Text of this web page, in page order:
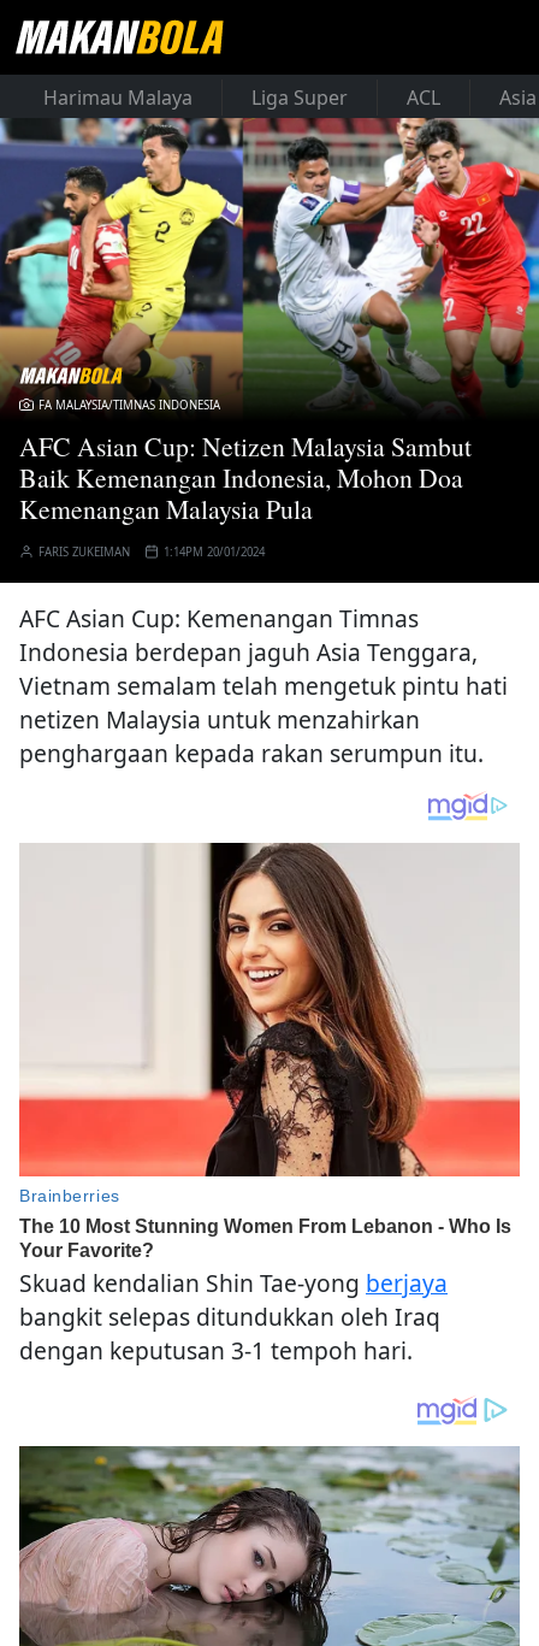
Harimau Malaya Liga Super ACL
FA MALAYSIA/TIMNAS INDONESIA
AFC Asian Cup: Netizen Malaysia Sambut
Baik Kemenangan Indonesia, Mohon Doa
Kemenangan Malaysia Pula
FARIS ZUKEIMAN 1:14PM 20/01/2024
AFC Asian Cup: Kemenangan Timnas
Indonesia berdepan jaguh Asia Tenggara,
Vietnam semalam telah mengetuk pintu hati
netizen Malaysia untuk menzahirkan
penghargaan kepada rakan serumpun itu.
Skuad kendalian Shin Tae-yong berjaya
bangkit selepas ditundukkan oleh Iraq
dengan keputusan 3-1 tempoh hari.